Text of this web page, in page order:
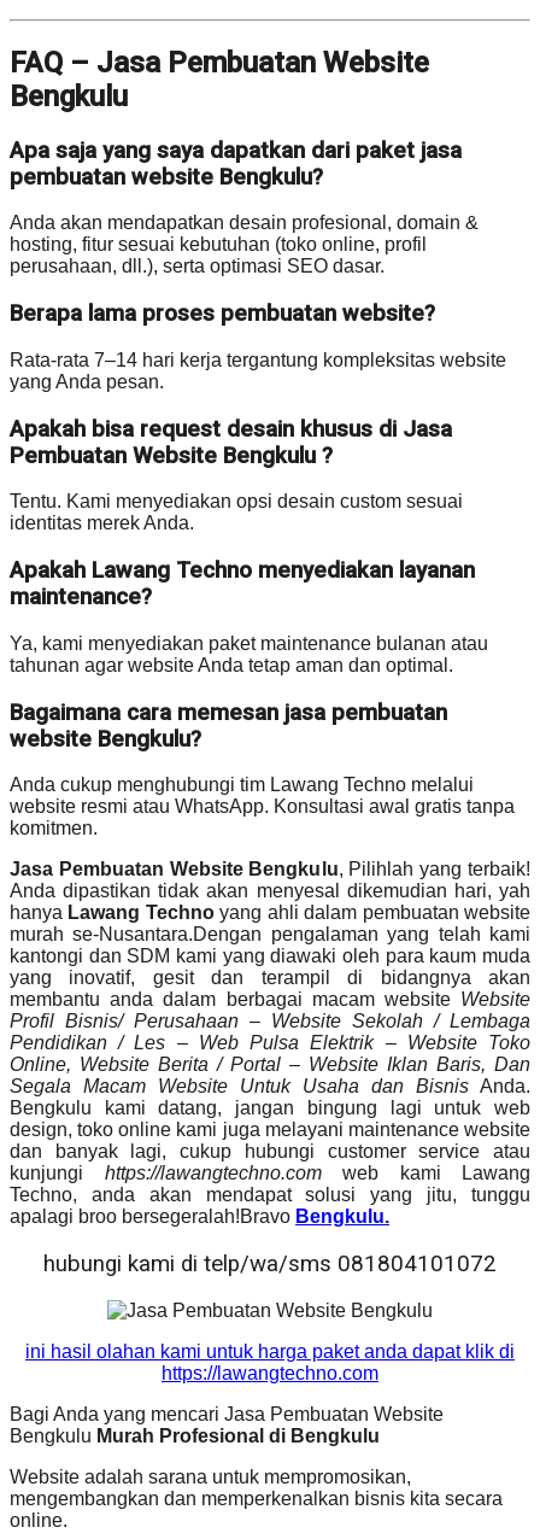
FAQ – Jasa Pembuatan Website
Bengkulu
Apa saja yang saya dapatkan dari paket jasa
pembuatan website Bengkulu?
Anda akan mendapatkan desain profesional, domain &
hosting, fitur sesuai kebutuhan (toko online, profil
perusahaan, dll.), serta optimasi SEO dasar.
Berapa lama proses pembuatan website?
Rata-rata 7–14 hari kerja tergantung kompleksitas website
yang Anda pesan.
Apakah bisa request desain khusus di Jasa
Pembuatan Website Bengkulu ?
Tentu. Kami menyediakan opsi desain custom sesuai
identitas merek Anda.
Apakah Lawang Techno menyediakan layanan
maintenance?
Ya, kami menyediakan paket maintenance bulanan atau
tahunan agar website Anda tetap aman dan optimal.
Bagaimana cara memesan jasa pembuatan
website Bengkulu?
Anda cukup menghubungi tim Lawang Techno melalui
website resmi atau WhatsApp. Konsultasi awal gratis tanpa
komitmen.
Jasa Pembuatan Website Bengkulu, Pilihlah yang terbaik!
Anda dipastikan tidak akan menyesal dikemudian hari, yah
hanya Lawang Technoyang ahli dalam pembuatan website
murah se-Nusantara.Dengan pengalaman yang telah kami
kantongi dan SDM kami yang diawaki oleh para kaum muda
yang inovatif, gesit dan terampil di bidangnya akan
membantu anda dalam berbagai macam website Website
Profil Bisnis/ Perusahaan – Website Sekolah / Lembaga
Pendidikan / Les – Web Pulsa Elektrik – Website Toko
Online, Website Berita / Portal – Website Iklan Baris, Dan
Segala Macam Website Untuk Usaha dan Bisnis Anda.
Bengkulu kami datang, jangan bingung lagi untuk web
design, toko online kami juga melayani maintenance website
dan banyak lagi, cukup hubungi customer service atau
kunjungi https://lawangtechno.comweb kami Lawang
Techno, anda akan mendapat solusi yang jitu, tunggu
apalagi broo bersegeralah!Bravo Bengkulu.
hubungi kami di telp/wa/sms 081804101072
ini hasil olahan kami untuk harga paket anda dapat klik di
https://lawangtechno.com
Bagi Anda yang mencari Jasa Pembuatan Website
Bengkulu Murah Profesional di Bengkulu
Website adalah sarana untuk mempromosikan,
mengembangkan dan memperkenalkan bisnis kita secara
online.